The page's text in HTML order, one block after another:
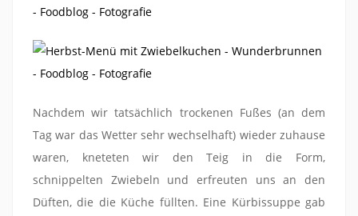
Nachdem wir tatsächlich trockenen Fußes (an dem
Tag war das Wetter sehr wechselhaft) wieder zuhause
waren, kneteten wir den Teig in die Form,
schnippelten Zwiebeln und erfreuten uns an den
Düften, die die Küche füllten. Eine Kürbissuppe gab